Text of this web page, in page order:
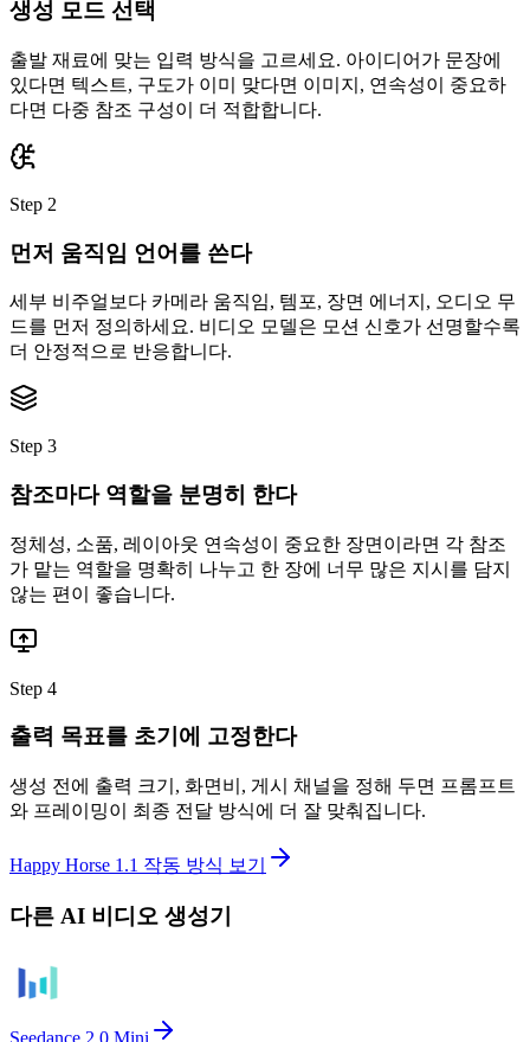
생성 모드 선택
출발 재료에 맞는 입력 방식을 고르세요. 아이디어가 문장에
있다면 텍스트, 구도가 이미 맞다면 이미지, 연속성이 중요하
다면 다중 참조 구성이 더 적합합니다.
Step 2
먼저 움직임 언어를 쓴다
세부 비주얼보다 카메라 움직임, 템포, 장면 에너지, 오디오 무
드를 먼저 정의하세요. 비디오 모델은 모션 신호가 선명할수록
더 안정적으로 반응합니다.
Step 3
참조마다 역할을 분명히 한다
정체성, 소품, 레이아웃 연속성이 중요한 장면이라면 각 참조
가 맡는 역할을 명확히 나누고 한 장에 너무 많은 지시를 담지
않는 편이 좋습니다.
Step 4
출력 목표를 초기에 고정한다
생성 전에 출력 크기, 화면비, 게시 채널을 정해 두면 프롬프트
와 프레이밍이 최종 전달 방식에 더 잘 맞춰집니다.
Happy Horse 1.1 작동 방식 보기
다른 AI 비디오 생성기
Seedance 2.0 Mini